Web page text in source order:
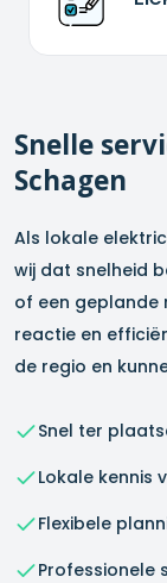
Snelle
Schagen
Als lokale
wij dat snelheid
of een geplande
reactie en
de regio en
Snel ter
Lokale kennis
Flexibele
Professionele